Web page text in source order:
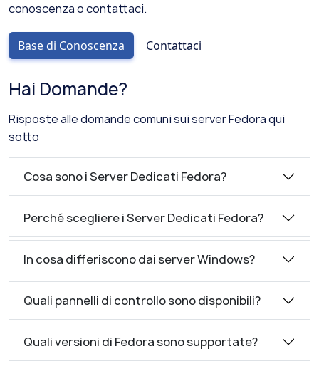
conoscenza o contattaci.
Base di Conoscenza Contattaci
Hai Domande?
Risposte alle domande comuni sui server Fedora qui
sotto
Cosa sono i Server Dedicati Fedora?
Perché scegliere i Server Dedicati Fedora?
In cosa differiscono dai server Windows?
Quali pannelli di controllo sono disponibili?
Quali versioni di Fedora sono supportate?